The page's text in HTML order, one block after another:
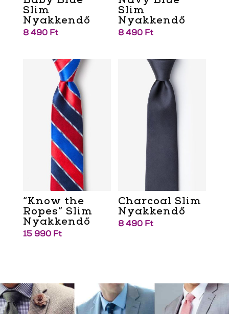
Slim
Nyakkendő
8 490 Ft
Slim
Nyakkendő
8 490 Ft
“Know the
Ropes” Slim
Nyakkendő
15 990 Ft
Charcoal Slim
Nyakkendő
8 490 Ft